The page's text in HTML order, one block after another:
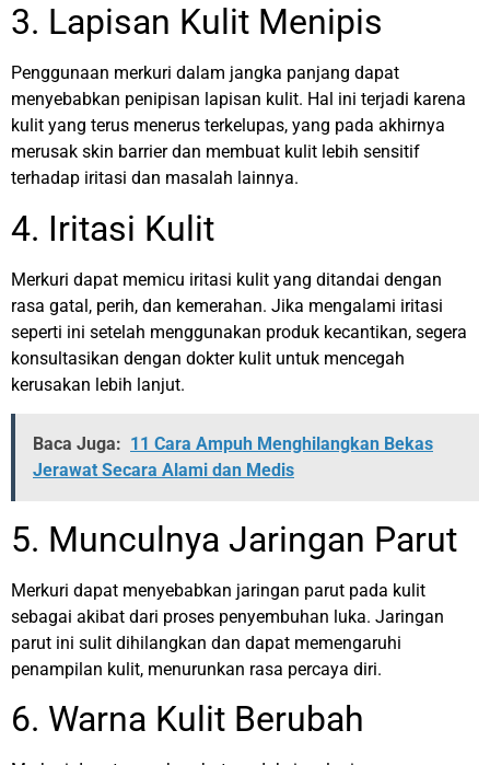
3. Lapisan Kulit Menipis
Penggunaan merkuri dalam jangka panjang dapat
menyebabkan penipisan lapisan kulit. Hal ini terjadi karena
kulit yang terus menerus terkelupas, yang pada akhirnya
merusak skin barrier dan membuat kulit lebih sensitif
terhadap iritasi dan masalah lainnya.
4. Iritasi Kulit
Merkuri dapat memicu iritasi kulit yang ditandai dengan
rasa gatal, perih, dan kemerahan. Jika mengalami iritasi
seperti ini setelah menggunakan produk kecantikan, segera
konsultasikan dengan dokter kulit untuk mencegah
kerusakan lebih lanjut.
Baca Juga: 11 Cara Ampuh Menghilangkan Bekas
Jerawat Secara Alami dan Medis
5. Munculnya Jaringan Parut
Merkuri dapat menyebabkan jaringan parut pada kulit
sebagai akibat dari proses penyembuhan luka. Jaringan
parut ini sulit dihilangkan dan dapat memengaruhi
penampilan kulit, menurunkan rasa percaya diri.
6. Warna Kulit Berubah